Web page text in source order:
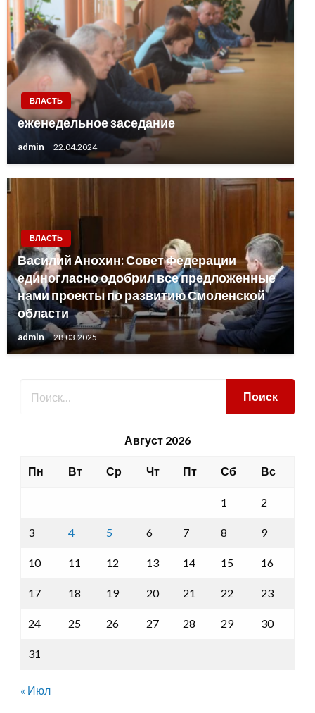
ВЛАСТЬ
еженедельное заседание
admin 22.04.2024
ВЛАСТЬ
Василий Анохин: Совет Федерации
единогласно одобрил все предложенные
нами проекты по развитию Смоленской
области
admin 28.03.2025
Август 2026
Пн Вт Ср Чт Пт Сб Вс
1 2
3 4 5 6 7 8 9
10 11 12 13 14 15 16
17 18 19 20 21 22 23
24 25 26 27 28 29 30
31
« Июл